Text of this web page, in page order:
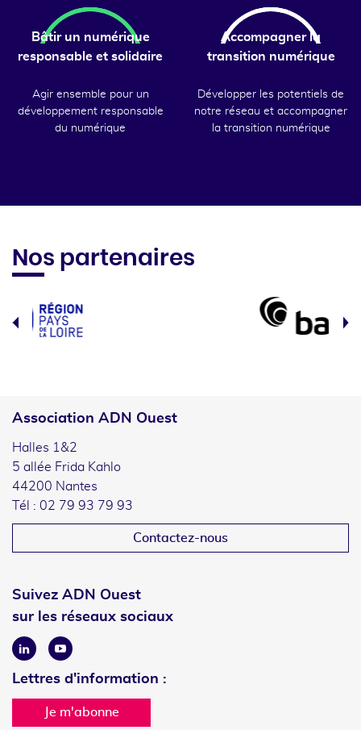
Bâtir un numérique
responsable et solidaire
Agir ensemble pour un
développement responsable
du numérique
Accompagner la
transition numérique
Développer les potentiels de
notre réseau et accompagner
la transition numérique
Nos partenaires
Association ADN Ouest
Halles 1&2
5 allée Frida Kahlo
44200 Nantes
Tél : 02 79 93 79 93
Contactez-nous
Suivez ADN Ouest
sur les réseaux sociaux
LinkedinYoutube
Lettres d'information :
Je m'abonne